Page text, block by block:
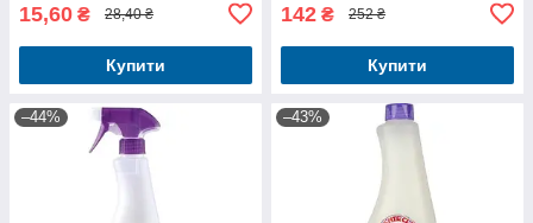
15,60 ₴ 28,40 ₴
Купити
142 ₴ 252 ₴
Купити
–44% –43%